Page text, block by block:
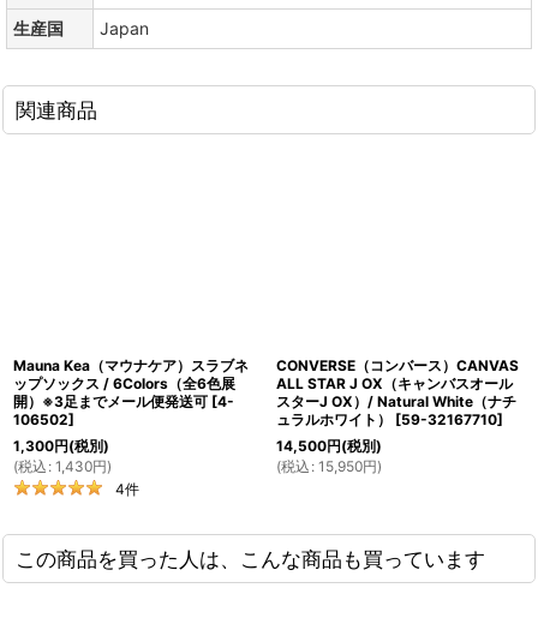
生産国
Japan
関連商品
Mauna Kea（マウナケア）スラブネ
ップソックス / 6Colors（全6色展
開）※3足までメール便発送可 [4-
106502]
1,300円(税別)
(税込 : 1,430円)
4件
CONVERSE（コンバース）CANVAS
ALL STAR J OX（キャンバスオール
スターJ OX）/ Natural White（ナチ
ュラルホワイト）
[59-32167710]
14,500円(税別)
(税込 : 15,950円)
この商品を買った人は、こんな商品も買っています